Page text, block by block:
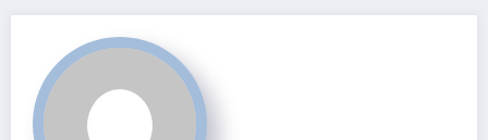
entradas